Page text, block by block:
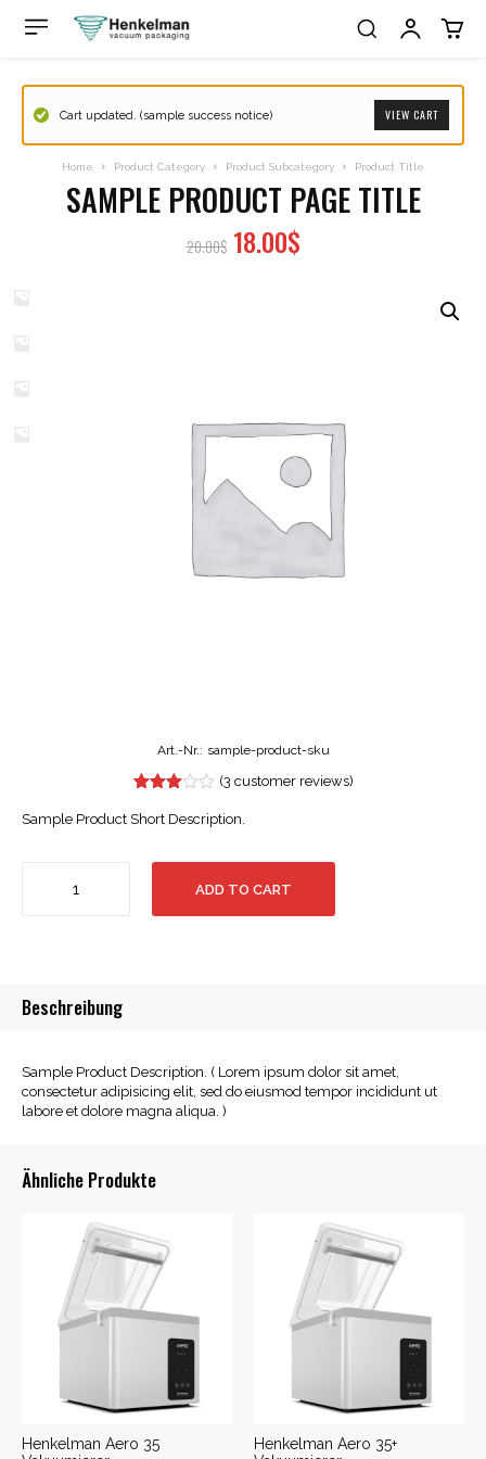
VIEW CART
Cart updated. (sample success notice)
Home Product Category Product Subcategory Product Title
SAMPLE PRODUCT PAGE TITLE
20.00$ 18.00$
Art.-Nr.: sample-product-sku
(3 customer reviews)
Sample Product Short Description.
ADD TO CART
Beschreibung
Sample Product Description. ( Lorem ipsum dolor sit amet,
consectetur adipisicing elit, sed do eiusmod tempor incididunt ut
labore et dolore magna aliqua. )
Ähnliche Produkte
Henkelman Aero 35
Henkelman Aero 35+